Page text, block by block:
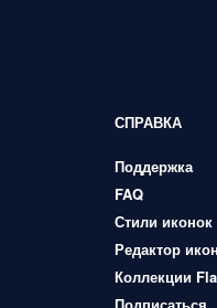
СПРАВКА
Поддержка
FAQ
Стили иконок
Редактор
Коллекции